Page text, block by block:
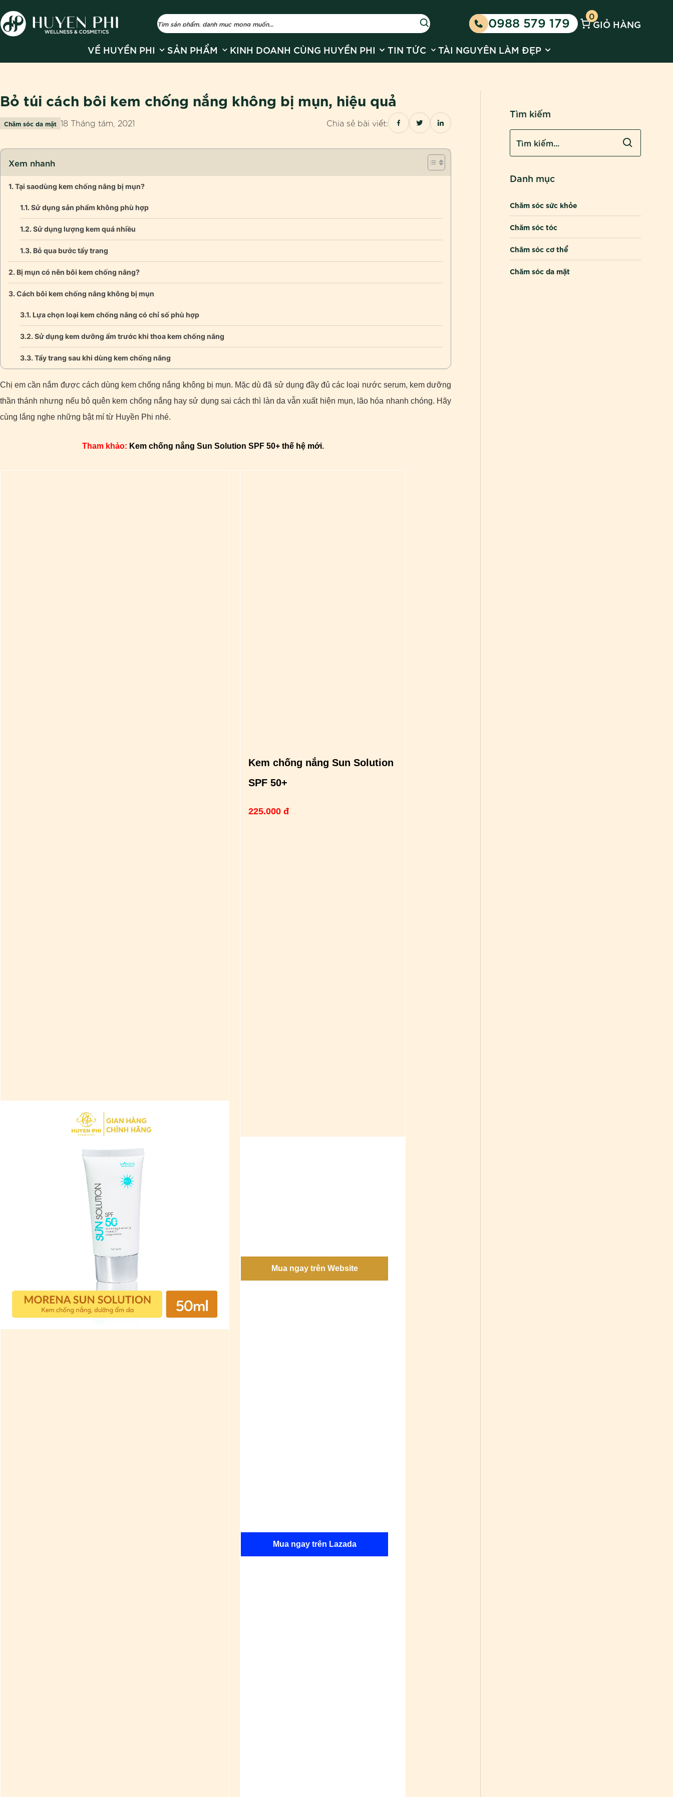
0988 579 179 GIỎ HÀNG
0
VỀ HUYỀN PHI Show submenu for Về Huyền Phi
SẢN PHẨM Show submenu for Sản phẩm
KINH DOANH CÙNG HUYỀN PHI Show submenu for Kinh doanh cùng Huyền Phi
TIN TỨC Show submenu for Tin tức
TÀI NGUYÊN LÀM ĐẸP Show submenu for Tài nguyên
Bỏ túi cách bôi kem chống nắng không bị mụn, hiệu quả
Chăm sóc da mặt 18 Tháng tám, 2021 Chia sẻ bài viết:
Xem nhanh
Tại saodùng kem chống nắng bị mụn?
Sử dụng sản phẩm không phù hợp
Sử dụng lượng kem quá nhiều
Bỏ qua bước tẩy trang
Bị mụn có nên bôi kem chống nắng?
Cách bôi kem chống nắng không bị mụn
Lựa chọn loại kem chống nắng có chỉ số phù hợp
Sử dụng kem dưỡng ẩm trước khi thoa kem chống nắng
Tẩy trang sau khi dùng kem chống nắng
Chị em cần nắm được cách dùng kem chống nắng không bị mụn. Mặc dù đã sử dụng đầy đủ các loại nước serum, kem dưỡng
thần thánh nhưng nếu bỏ quên kem chống nắng hay sử dụng sai cách thì làn da vẫn xuất hiện mụn, lão hóa nhanh chóng. Hãy
cùng lắng nghe những bật mí từ Huyền Phi nhé.
Tham khảo: Kem chống nắng Sun Solution SPF 50+ thế hệ mới.
Kem chống nắng Sun Solution
SPF 50+
225.000 đ
Mua ngay trên Website
Mua ngay trên Lazada
Tìm kiếm
Danh mục
Chăm sóc sức khỏe
Chăm sóc tóc
Chăm sóc cơ thể
Chăm sóc da mặt